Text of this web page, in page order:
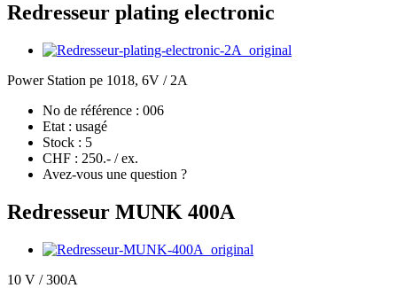
Redresseur plating electronic
Power Station pe 1018, 6V / 2A
No de référence : 006
Etat : usagé
Stock : 5
CHF : 250.- / ex.
Avez-vous une question ?
Redresseur MUNK 400A
10 V / 300A